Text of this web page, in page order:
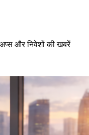
और निवेशों की खबरें